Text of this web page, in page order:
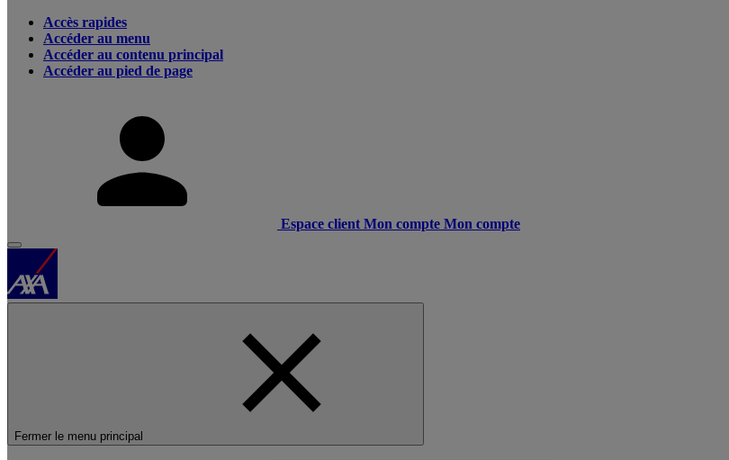
Accès rapides
Accéder au menu
Accéder au contenu principal
Accéder au pied de page
Espace client Mon compte Mon compte
Fermer le menu principal